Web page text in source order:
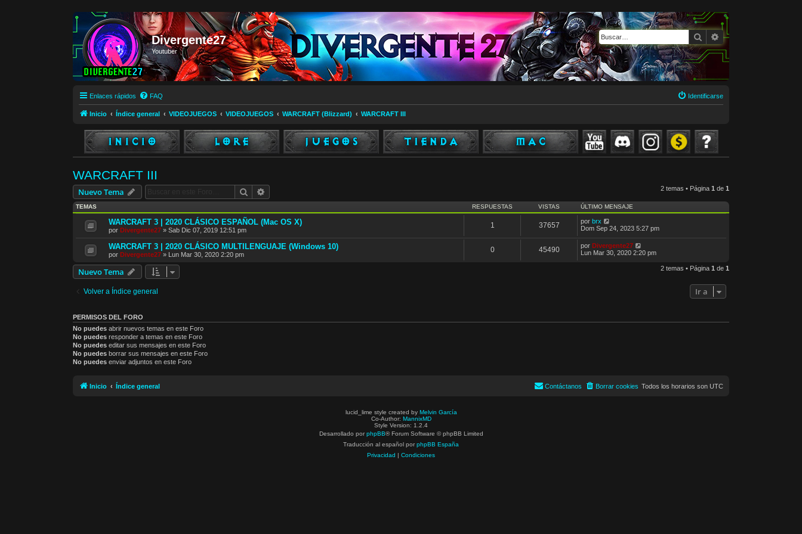
Divergente27
Youtuber
BuscarBúsqueda avanzada
Enlaces rápidos FAQ Identificarse
Inicio Índice general VIDEOJUEGOS VIDEOJUEGOS WARCRAFT (Blizzard) WARCRAFT III
WARCRAFT III
Nuevo Tema Buscar 2 temas • Página 1 de 1
TEMAS RESPUESTAS VISTAS ÚLTIMO MENSAJE
WARCRAFT 3 | 2020 CLÁSICO ESPAÑOL (Mac OS X)
por Divergente27 » Sab Dic 07, 2019 12:51 pm
1 37657 por brx
Dom Sep 24, 2023 5:27 pm
WARCRAFT 3 | 2020 CLÁSICO MULTILENGUAJE (Windows 10)
por Divergente27 » Lun Mar 30, 2020 2:20 pm
0 45490 por Divergente27
Lun Mar 30, 2020 2:20 pm
Nuevo Tema 2 temas • Página 1 de 1
Volver a Índice general Ir a
PERMISOS DEL FORO
No puedes abrir nuevos temas en este Foro
No puedes responder a temas en este Foro
No puedes editar sus mensajes en este Foro
No puedes borrar sus mensajes en este Foro
No puedes enviar adjuntos en este Foro
Inicio Índice general Todos los horarios son UTC
Borrar cookies
Contáctanos
lucid_lime style created by Melvin García
Co-Author: MannixMD
Style Version: 1.2.4
Desarrollado por phpBB® Forum Software © phpBB Limited
Traducción al español por phpBB España
Privacidad
Condiciones